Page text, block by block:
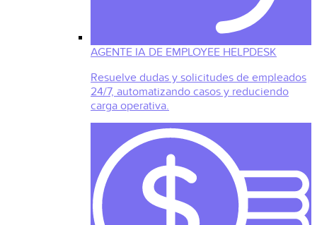
AGENTE IA DE EMPLOYEE HELPDESK
Resuelve dudas y solicitudes de empleados
24/7, automatizando casos y reduciendo
carga operativa.